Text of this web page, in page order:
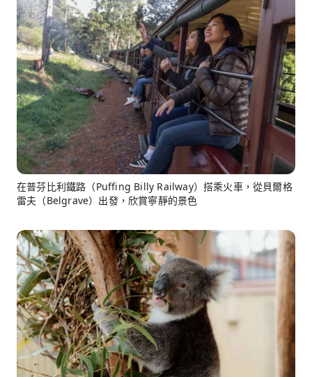
在普芬比利鐵路（Puffing Billy Railway）搭乘火車，從貝爾格
雷夫（Belgrave）出發，欣賞寧靜的景色